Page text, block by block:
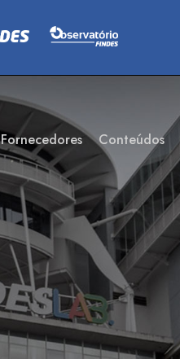
Fornecedores Conteúdos